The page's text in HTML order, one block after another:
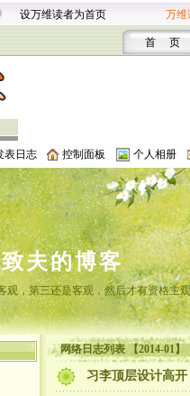
设万维读者为首页 万维
首 页
表日志 控制面板 个人相册
夫的博客
观，第三还是客观，然后才有资格主
网络日志列表 【2014-01】
习李顶层设计高